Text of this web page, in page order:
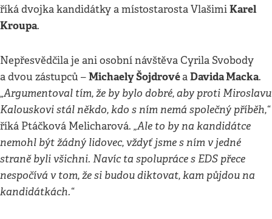
říká dvojka kandidátky a místostarosta VlašimiKarel
Kroupa.
Nepřesvědčila je ani osobní návštěva Cyrila Svobody
a dvou zástupců –Michaely ŠojdrovéaDavida Macka.
„Argumentoval tím, že by bylo dobré, aby proti Miroslavu
Kalouskovi stál někdo, kdo s ním nemá společný příběh,“
říká Ptáčková Melicharová. „Ale to by na kandidátce
nemohl být žádný lidovec, vždyť jsme s ním v jedné
straně byli všichni. Navíc ta spolupráce s EDS přece
nespočívá v tom, že si budou diktovat, kam půjdou na
kandidátkách.“